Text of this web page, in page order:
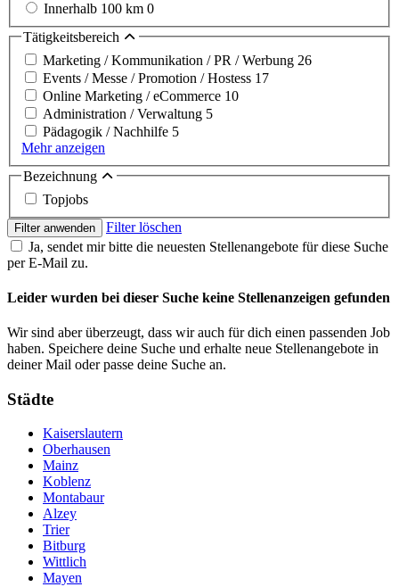
Innerhalb 100 km 0
Tätigkeitsbereich
Marketing / Kommunikation / PR / Werbung 26
Events / Messe / Promotion / Hostess 17
Online Marketing / eCommerce 10
Administration / Verwaltung 5
Pädagogik / Nachhilfe 5
Mehr anzeigen
Bezeichnung
Topjobs
Filter anwenden
Filter löschen
Ja, sendet mir bitte die neuesten Stellenangebote für diese Suche
per E-Mail zu.
Leider wurden bei dieser Suche keine Stellenanzeigen gefunden
Wir sind aber überzeugt, dass wir auch für dich einen passenden Job
haben. Speichere deine Suche und erhalte neue Stellenangebote in
deiner Mail oder passe deine Suche an.
Städte
Kaiserslautern
Oberhausen
Mainz
Koblenz
Montabaur
Alzey
Trier
Bitburg
Wittlich
Mayen